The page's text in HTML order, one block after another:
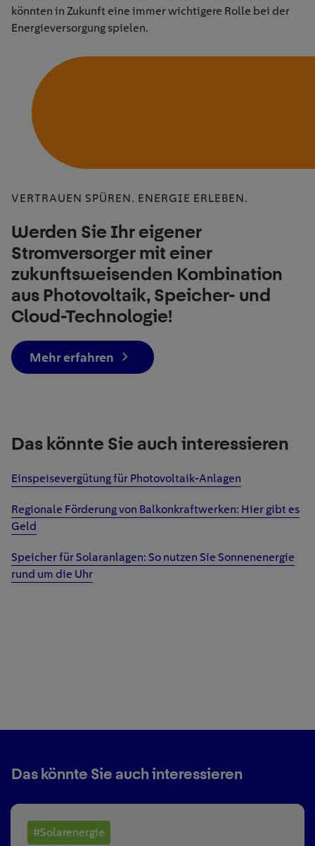
könnten in Zukunft eine immer wichtigere Rolle bei der
Energieversorgung spielen.
VERTRAUEN SPÜREN. ENERGIE ERLEBEN.
Werden Sie Ihr eigener
Stromversorger mit einer
zukunftsweisenden Kombination
aus Photovoltaik, Speicher- und
Cloud-Technologie!
Mehr erfahren
Das könnte Sie auch interessieren
Einspeisevergütung für Photovoltaik-Anlagen
Regionale Förderung von Balkonkraftwerken: Hier gibt es
Geld
Speicher für Solaranlagen: So nutzen Sie Sonnenenergie
rund um die Uhr
Das könnte Sie auch interessieren
#Solarenergie